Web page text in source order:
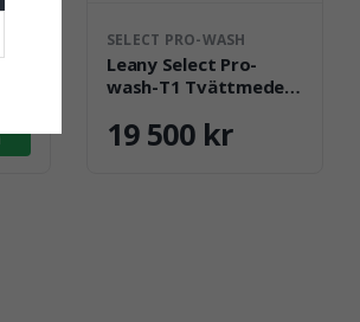
SELECT PRO-WASH
Leany Select Pro-
wash-T1 Tvättmedel
19 500 kr